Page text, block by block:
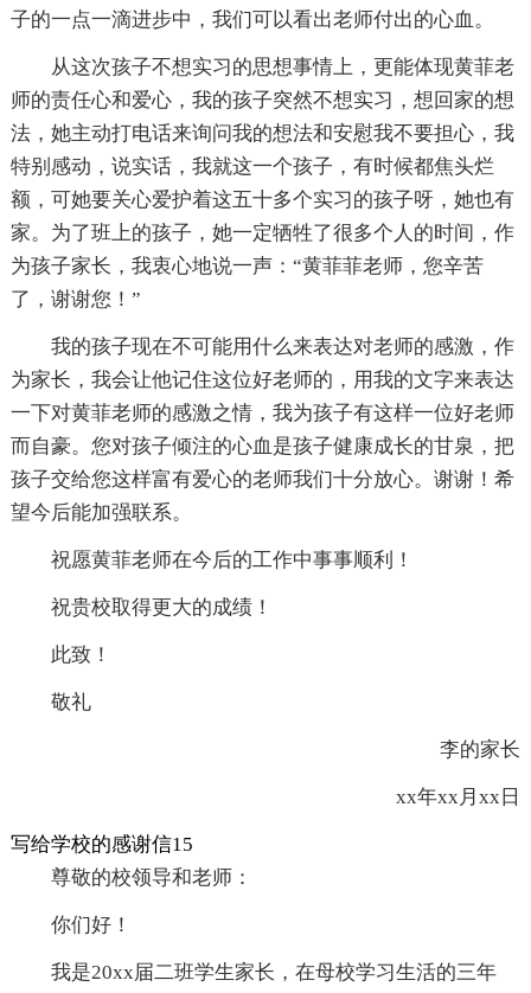
子的一点一滴进步中，我们可以看出老师付出的心血。
从这次孩子不想实习的思想事情上，更能体现黄菲老
师的责任心和爱心，我的孩子突然不想实习，想回家的想
法，她主动打电话来询问我的想法和安慰我不要担心，我
特别感动，说实话，我就这一个孩子，有时候都焦头烂
额，可她要关心爱护着这五十多个实习的孩子呀，她也有
家。为了班上的孩子，她一定牺牲了很多个人的时间，作
为孩子家长，我衷心地说一声：“黄菲菲老师，您辛苦
了，谢谢您！”
我的孩子现在不可能用什么来表达对老师的感激，作
为家长，我会让他记住这位好老师的，用我的文字来表达
一下对黄菲老师的感激之情，我为孩子有这样一位好老师
而自豪。您对孩子倾注的心血是孩子健康成长的甘泉，把
孩子交给您这样富有爱心的老师我们十分放心。谢谢！希
望今后能加强联系。
祝愿黄菲老师在今后的工作中事事顺利！
祝贵校取得更大的成绩！
此致！
敬礼
李的家长
xx年xx月xx日
写给学校的感谢信15
尊敬的校领导和老师：
你们好！
我是20xx届二班学生家长，在母校学习生活的三年